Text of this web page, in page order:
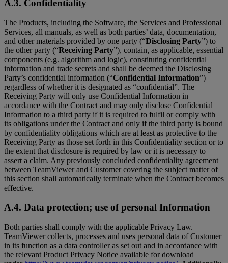
A.3. Confidentiality
The Products, including the Software, the Services and Professional
Services, all manuals, as well as both parties’ data, documentation,
and other materials provided by one party (“Disclosing Party”) to
the other party (“Receiving Party”), contain, as applicable, essential
components (e.g. algorithm and logic), constituting confidential
information and trade secrets and shall be deemed the Disclosing
Party’s confidential information (“Confidential Information”)
regardless of whether it is designated as “confidential”. The
Receiving Party will only use Confidential Information in
accordance with the Contract and may only disclose Confidential
Information to a third party if it is required to fulfil or comply with
its obligations under the Contract and only if the third party is bound
by confidentiality obligations which are at least as protective to the
Receiving Party as those set forth in this Confidentiality section or to
the extent that disclosure is required by law or it is necessary to
assert a claim. Any previously concluded confidentiality agreement
between TeamViewer and Customer covering the subject matter of
this section shall automatically terminate when the Contract becomes
effective.
A.4. Data protection; use of personal Information
Both parties shall comply with the applicable Privacy Law.
TeamViewer collects, processes and uses personal data of Customer
in its function as a data controller as set out and in accordance with
the relevant Product Privacy Notice available for download